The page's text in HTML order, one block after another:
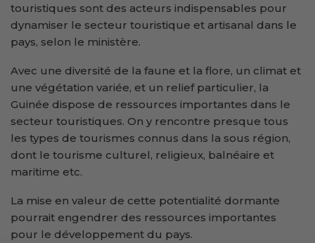
touristiques sont des acteurs indispensables pour
dynamiser le secteur touristique et artisanal dans le
pays, selon le ministère.
Avec une diversité de la faune et la flore, un climat et
une végétation variée, et un relief particulier, la
Guinée dispose de ressources importantes dans le
secteur touristiques. On y rencontre presque tous
les types de tourismes connus dans la sous région,
dont le tourisme culturel, religieux, balnéaire et
maritime etc.
La mise en valeur de cette potentialité dormante
pourrait engendrer des ressources importantes
pour le développement du pays.